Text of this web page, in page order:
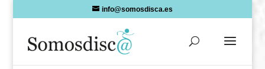
info@somosdisca.es